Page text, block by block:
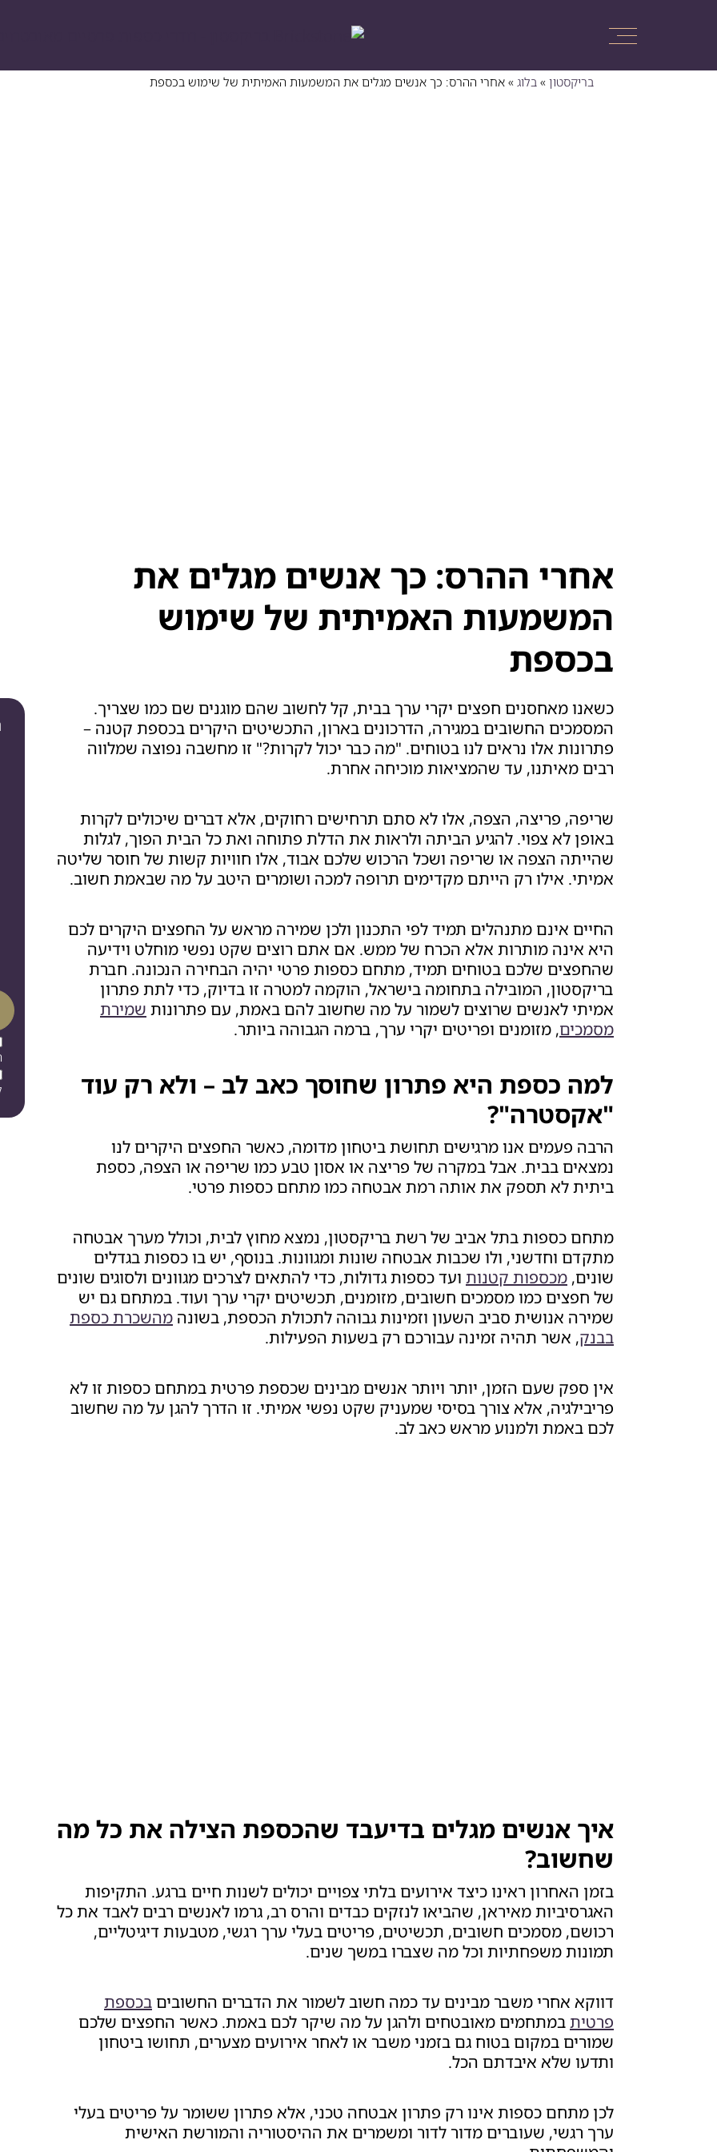
בריקסטון » בלוג » אחרי ההרס: כך אנשים מגלים את המשמעות האמיתית של שימוש בכספת
אחרי ההרס: כך אנשים מגלים את
המשמעות האמיתית של שימוש
בכספת
כשאנו מאחסנים חפצים יקרי ערך בבית, קל לחשוב שהם מוגנים שם כמו שצריך.
המסמכים החשובים במגירה, הדרכונים בארון, התכשיטים היקרים בכספת קטנה –
פתרונות אלו נראים לנו בטוחים. "מה כבר יכול לקרות?" זו מחשבה נפוצה שמלווה
רבים מאיתנו, עד שהמציאות מוכיחה אחרת.
שריפה, פריצה, הצפה, אלו לא סתם תרחישים רחוקים, אלא דברים שיכולים לקרות
באופן לא צפוי. להגיע הביתה ולראות את הדלת פתוחה ואת כל הבית הפוך, לגלות
שהייתה הצפה או שריפה ושכל הרכוש שלכם אבוד, אלו חוויות קשות של חוסר שליטה
אמיתי. אילו רק הייתם מקדימים תרופה למכה ושומרים היטב על מה שבאמת חשוב.
החיים אינם מתנהלים תמיד לפי התכנון ולכן שמירה מראש על החפצים היקרים לכם
היא אינה מותרות אלא הכרח של ממש. אם אתם רוצים שקט נפשי מוחלט וידיעה
שהחפצים שלכם בטוחים תמיד, מתחם כספות פרטי יהיה הבחירה הנכונה. חברת
בריקסטון, המובילה בתחומה בישראל, הוקמה למטרה זו בדיוק, כדי לתת פתרון
אמיתי לאנשים שרוצים לשמור על מה שחשוב להם באמת, עם פתרונות שמירת
מסמכים, מזומנים ופריטים יקרי ערך, ברמה הגבוהה ביותר.
למה כספת היא פתרון שחוסך כאב לב – ולא רק עוד
"אקסטרה"?
הרבה פעמים אנו מרגישים תחושת ביטחון מדומה, כאשר החפצים היקרים לנו
נמצאים בבית. אבל במקרה של פריצה או אסון טבע כמו שריפה או הצפה, כספת
ביתית לא תספק את אותה רמת אבטחה כמו מתחם כספות פרטי.
מתחם כספות בתל אביב של רשת בריקסטון, נמצא מחוץ לבית, וכולל מערך אבטחה
מתקדם וחדשני, ולו שכבות אבטחה שונות ומגוונות. בנוסף, יש בו כספות בגדלים
שונים, מכספות קטנות ועד כספות גדולות, כדי להתאים לצרכים מגוונים ולסוגים שונים
של חפצים כמו מסמכים חשובים, מזומנים, תכשיטים יקרי ערך ועוד. במתחם גם יש
שמירה אנושית סביב השעון וזמינות גבוהה לתכולת הכספת, בשונה מהשכרת כספת
בבנק, אשר תהיה זמינה עבורכם רק בשעות הפעילות.
אין ספק שעם הזמן, יותר ויותר אנשים מבינים שכספת פרטית במתחם כספות זו לא
פריבילגיה, אלא צורך בסיסי שמעניק שקט נפשי אמיתי. זו הדרך להגן על מה שחשוב
לכם באמת ולמנוע מראש כאב לב.
איך אנשים מגלים בדיעבד שהכספת הצילה את כל מה
שחשוב?
בזמן האחרון ראינו כיצד אירועים בלתי צפויים יכולים לשנות חיים ברגע. התקיפות
האגרסיביות מאיראן, שהביאו לנזקים כבדים והרס רב, גרמו לאנשים רבים לאבד את כל
רכושם, מסמכים חשובים, תכשיטים, פריטים בעלי ערך רגשי, מטבעות דיגיטליים,
תמונות משפחתיות וכל מה שצברו במשך שנים.
דווקא אחרי משבר מבינים עד כמה חשוב לשמור את הדברים החשובים בכספת
פרטיתבמתחמים מאובטחים ולהגן על מה שיקר לכם באמת. כאשר החפצים שלכם
שמורים במקום בטוח גם בזמני משבר או לאחר אירועים מצערים, תחושו ביטחון
ותדעו שלא איבדתם הכל.
לכן מתחם כספות אינו רק פתרון אבטחה טכני, אלא פתרון ששומר על פריטים בעלי
ערך רגשי, שעוברים מדור לדור ומשמרים את ההיסטוריה והמורשת האישית